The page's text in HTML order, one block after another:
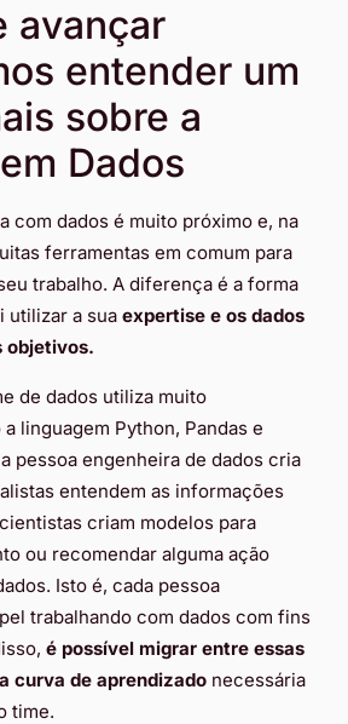
avançar
entender um
sobre a
Dados
com dados é muito próximo e, na
ferramentas em comum para
trabalho. A diferença é a forma
utilizar a sua expertise e os dados
objetivos.
de dados utiliza muito
linguagem Python, Pandas e
pessoa engenheira de dados cria
entendem as informações
criam modelos para
ou recomendar alguma ação
Isto é, cada pessoa
trabalhando com dados com fins
é possível migrar entre essas
curva de aprendizado necessária
time.